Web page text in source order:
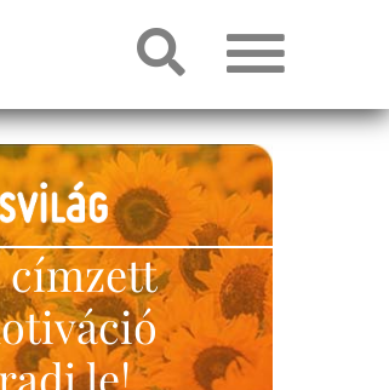
címzett
le!